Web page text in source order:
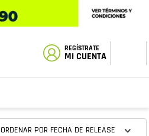
MI CUENTA
ORDENAR POR FECHA DE RELEASE